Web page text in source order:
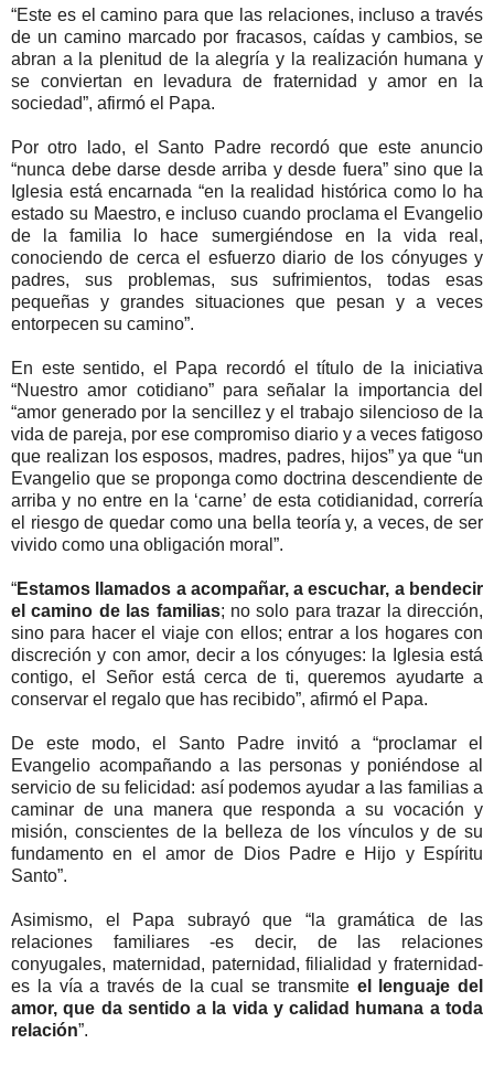
“Este es el camino para que las relaciones, incluso a través
de un camino marcado por fracasos, caídas y cambios, se
abran a la plenitud de la alegría y la realización humana y
se conviertan en levadura de fraternidad y amor en la
sociedad”, afirmó el Papa.
Por otro lado, el Santo Padre recordó que este anuncio
“nunca debe darse desde arriba y desde fuera” sino que la
Iglesia está encarnada “en la realidad histórica como lo ha
estado su Maestro, e incluso cuando proclama el Evangelio
de la familia lo hace sumergiéndose en la vida real,
conociendo de cerca el esfuerzo diario de los cónyuges y
padres, sus problemas, sus sufrimientos, todas esas
pequeñas y grandes situaciones que pesan y a veces
entorpecen su camino”.
En este sentido, el Papa recordó el título de la iniciativa
“Nuestro amor cotidiano” para señalar la importancia del
“amor generado por la sencillez y el trabajo silencioso de la
vida de pareja, por ese compromiso diario y a veces fatigoso
que realizan los esposos, madres, padres, hijos” ya que “un
Evangelio que se proponga como doctrina descendiente de
arriba y no entre en la ‘carne’ de esta cotidianidad, correría
el riesgo de quedar como una bella teoría y, a veces, de ser
vivido como una obligación moral”.
“Estamos llamados a acompañar, a escuchar, a bendecir
el camino de las familias; no solo para trazar la dirección,
sino para hacer el viaje con ellos; entrar a los hogares con
discreción y con amor, decir a los cónyuges: la Iglesia está
contigo, el Señor está cerca de ti, queremos ayudarte a
conservar el regalo que has recibido”, afirmó el Papa.
De este modo, el Santo Padre invitó a “proclamar el
Evangelio acompañando a las personas y poniéndose al
servicio de su felicidad: así podemos ayudar a las familias a
caminar de una manera que responda a su vocación y
misión, conscientes de la belleza de los vínculos y de su
fundamento en el amor de Dios Padre e Hijo y Espíritu
Santo”.
Asimismo, el Papa subrayó que “la gramática de las
relaciones familiares -es decir, de las relaciones
conyugales, maternidad, paternidad, filialidad y fraternidad-
es la vía a través de la cual se transmite el lenguaje del
amor, que da sentido a la vida y calidad humana a toda
relación”.